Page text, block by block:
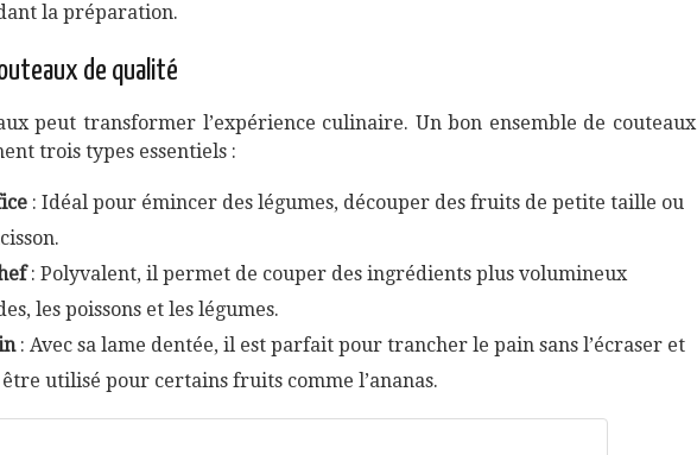
la préparation.
de qualité
peut transformer l’expérience culinaire. Un bon ensemble de couteaux
trois types essentiels :
: Idéal pour émincer des légumes, découper des fruits de petite taille ou
: Polyvalent, il permet de couper des ingrédients plus volumineux
les poissons et les légumes.
: Avec sa lame dentée, il est parfait pour trancher le pain sans l’écraser et
utilisé pour certains fruits comme l’ananas.